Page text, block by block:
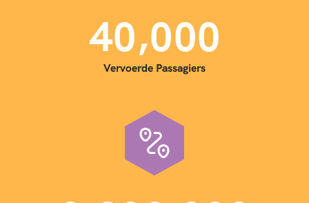
40,000
Vervoerde Passagiers